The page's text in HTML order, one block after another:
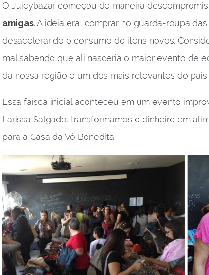
O Juicybazar começou de maneira
amigas. A ideia era “comprar no guarda-roupa
desacelerando o consumo de itens novos.
mal sabendo que ali nasceria o maior evento de
da nossa região e um dos mais relevantes do país.
Essa faísca inicial aconteceu em um evento
Larissa Salgado, transformamos o dinheiro em
para a Casa da Vó Benedita.